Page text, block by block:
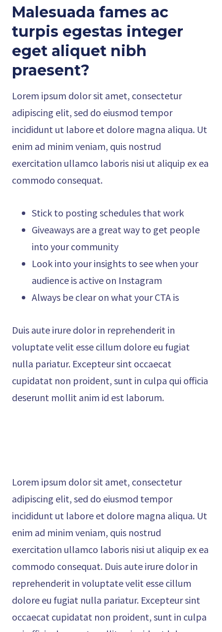
Malesuada fames ac
turpis egestas integer
eget aliquet nibh
praesent?
Lorem ipsum dolor sit amet, consectetur
adipiscing elit, sed do eiusmod tempor
incididunt ut labore et dolore magna aliqua. Ut
enim ad minim veniam, quis nostrud
exercitation ullamco laboris nisi ut aliquip ex ea
commodo consequat.
Stick to posting schedules that work
Giveaways are a great way to get people
into your community
Look into your insights to see when your
audience is active on Instagram
Always be clear on what your CTA is
Duis aute irure dolor in reprehenderit in
voluptate velit esse cillum dolore eu fugiat
nulla pariatur. Excepteur sint occaecat
cupidatat non proident, sunt in culpa qui officia
deserunt mollit anim id est laborum.
Lorem ipsum dolor sit amet, consectetur
adipiscing elit, sed do eiusmod tempor
incididunt ut labore et dolore magna aliqua. Ut
enim ad minim veniam, quis nostrud
exercitation ullamco laboris nisi ut aliquip ex ea
commodo consequat. Duis aute irure dolor in
reprehenderit in voluptate velit esse cillum
dolore eu fugiat nulla pariatur. Excepteur sint
occaecat cupidatat non proident, sunt in culpa